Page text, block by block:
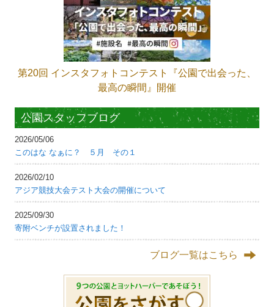
第20回 インスタフォトコンテスト『公園で出会った、
最高の瞬間』開催
公園スタッフブログ
2026/05/06
このはな なぁに？ ５月 その１
2026/02/10
アジア競技大会テスト大会の開催について
2025/09/30
寄附ベンチが設置されました！
ブログ一覧はこちら